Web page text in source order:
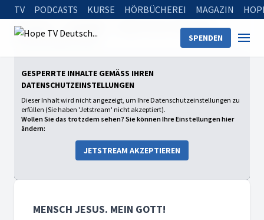
TV PODCASTS KURSE HÖRBÜCHEREI MAGAZIN
SPENDEN
Startseite
Mensch Jesus. Mein Gott!
Der, den Kranke suchen
GESPERRTE INHALTE GEMÄSS IHREN D
ATENSCHUTZEINSTELLUNGEN
Dieser Inhalt wird nicht angezeigt, um Ihre Datenschutzeinstellungen zu
erfüllen (Sie haben 'Jetstream' nicht akzeptiert).
Wollen Sie das trotzdem sehen? Sie können Ihre Einstellungen hier
ändern:
JETSTREAM AKZEPTIEREN
MENSCH JESUS. MEIN GOTT!